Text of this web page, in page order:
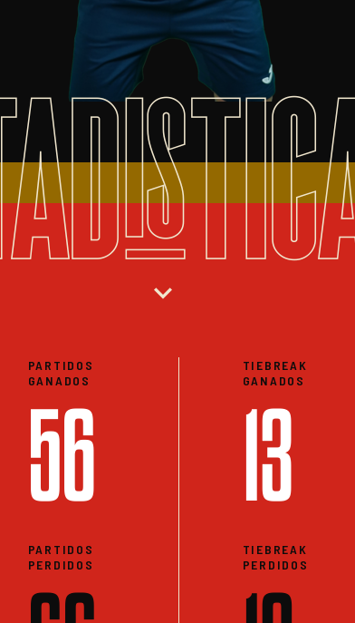
expand_more
PARTIDOS
GANADOS
56
PARTIDOS
PERDIDOS
TIEBREAK
GANADOS
13
TIEBREAK
PERDIDOS